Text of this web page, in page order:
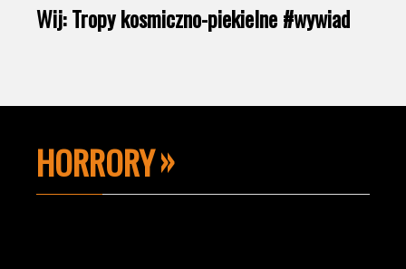
Wij: Tropy kosmiczno-piekielne #wywiad
HORRORY